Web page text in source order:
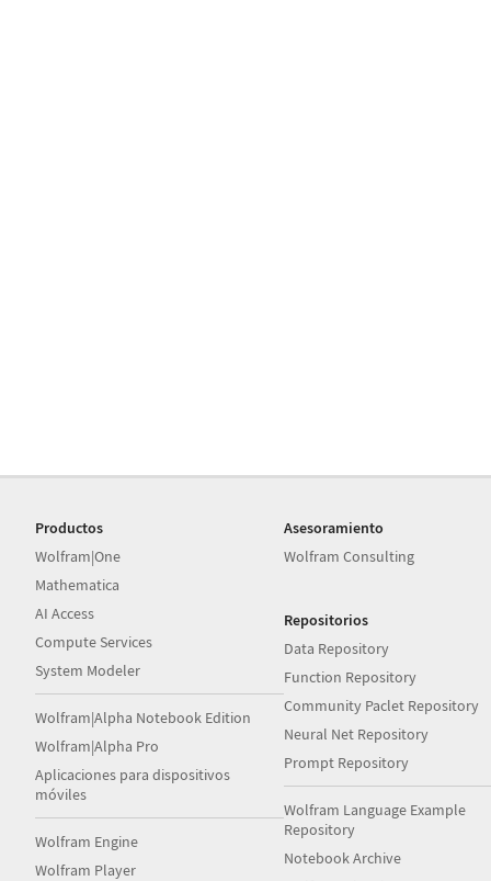
Productos
Wolfram|One
Mathematica
AI Access
Compute Services
System Modeler
Wolfram|Alpha Notebook Edition
Wolfram|Alpha Pro
Aplicaciones para dispositivos
móviles
Wolfram Engine
Wolfram Player
Asesoramiento
Wolfram Consulting
Repositorios
Data Repository
Function Repository
Community Paclet Repository
Neural Net Repository
Prompt Repository
Wolfram Language Example
Repository
Notebook Archive